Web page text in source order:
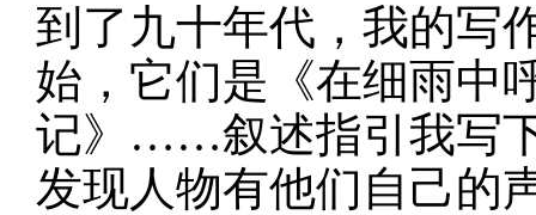
到了九十年代，我的写
始，它们是《在细雨中
记》 ……叙述指引我写
发现人物有他们自己的